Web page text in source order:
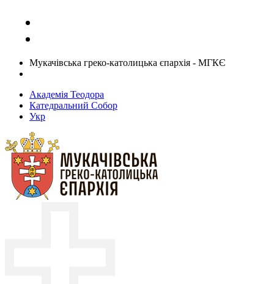
Мукачівська греко-католицька єпархія - МГКЄ
Академія Теодора
Катедральний Собор
Укр